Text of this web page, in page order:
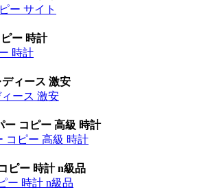
ー サイト
ー 時計
時計
ィース 激安
ース 激安
ー コピー 高級 時計
コピー 高級 時計
ピー 時計 n級品
ー 時計 n級品